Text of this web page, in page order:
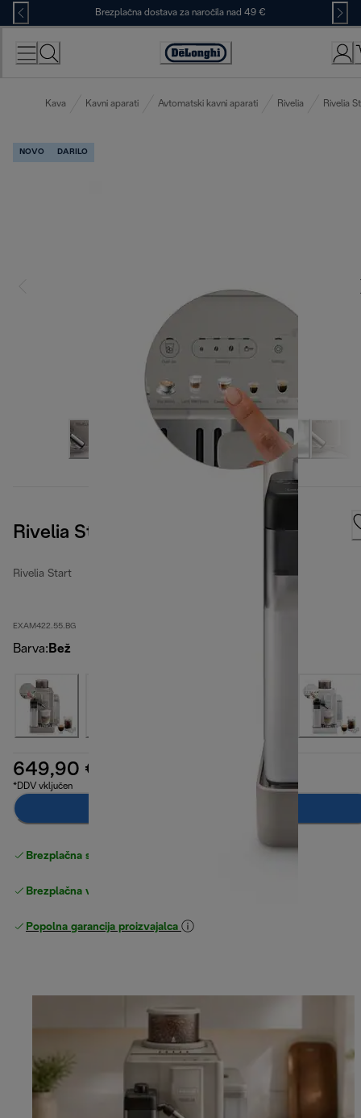
Skip
to
Content
Brezplačna dostava za naročila nad 49 €
Accessibility
Kava Kavni aparati Avtomatski kavni aparati Rivelia Rivelia
NOVO DARILO
Rivelia Start Sand Beige
Rivelia Start
EXAM422.55.BG
Barva: Bež
649,90 €
*DDV vključen
Brezplačna standardna dostava
Brezplačna vračila
Popolna garancija proizvajalca